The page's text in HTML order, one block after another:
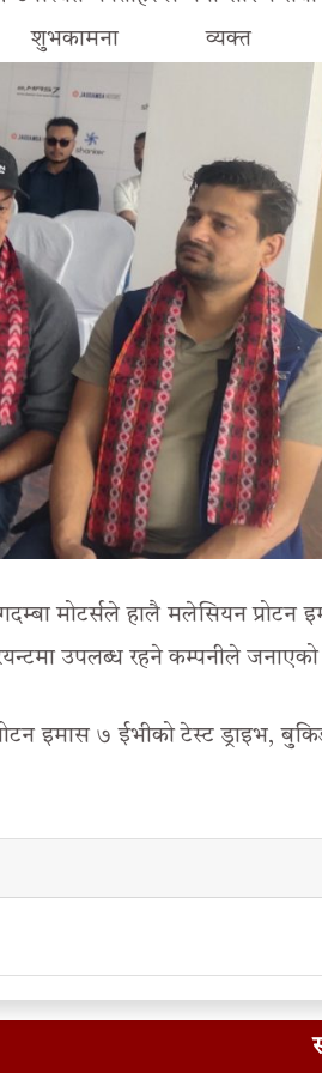
शुभकामना व्यक्त
मोटर्सले हालै मलेसियन प्रोटन
उपलब्ध रहने कम्पनीले
इमास ७ ईभीको टेस्ट ड्राइभ,